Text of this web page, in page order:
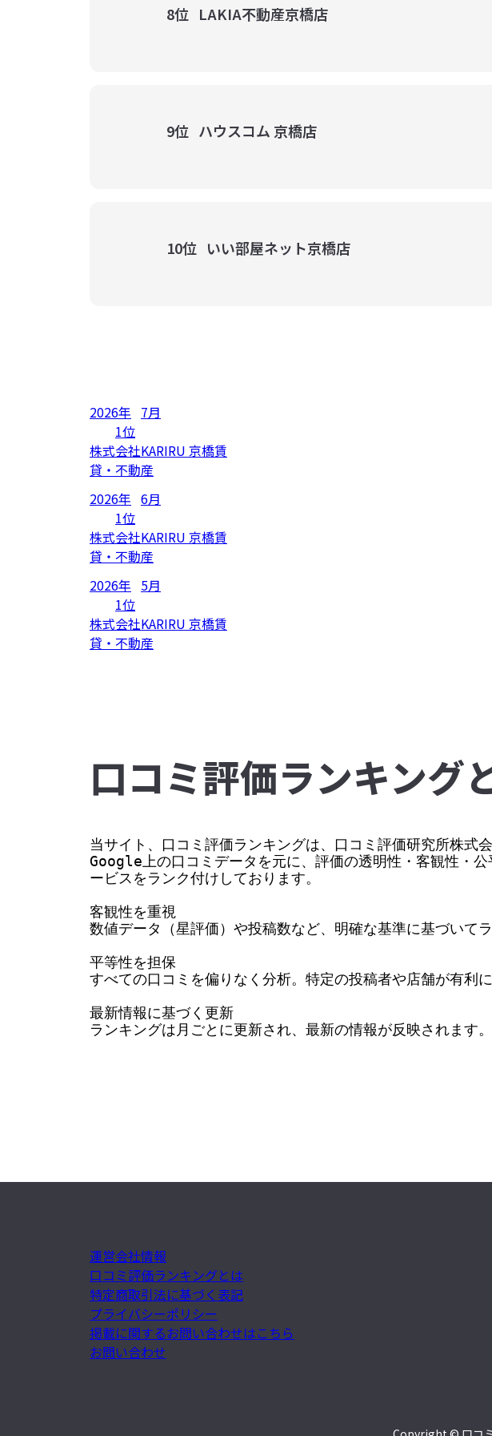
8位 LAKIA不動産京橋店
9位 ハウスコム 京橋店
10位 いい部屋ネット京橋店
2026年 7月
1位
株式会社KARIRU 京橋賃
貸・不動産
2026年 6月
1位
株式会社KARIRU 京橋賃
貸・不動産
2026年 5月
1位
株式会社KARIRU 京橋賃
貸・不動産
⼝コミ評価ランキング
当サイト、口コミ評価ランキングは、口コミ評価研究所株式
Google上の口コミデータを元に、評価の透明性・客観性・
ービスをランク付けしております。
客観性を重視
数値データ（星評価）や投稿数など、明確な基準に基づいて
平等性を担保
すべての口コミを偏りなく分析。特定の投稿者や店舗が有利
最新情報に基づく更新
ランキングは月ごとに更新され、最新の情報が反映されます。
運営会社情報
口コミ評価ランキングとは
特定商取引法に基づく表記
プライバシーポリシー
掲載に関するお問い合わせはこちら
お問い合わせ